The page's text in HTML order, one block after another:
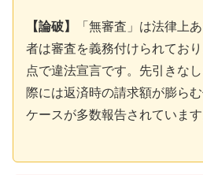
【論破】
「無審査」は法律上
者は審査を義務付けられてお
点で違法宣言です。先引きな
際には返済時の請求額が膨ら
ケースが多数報告されています